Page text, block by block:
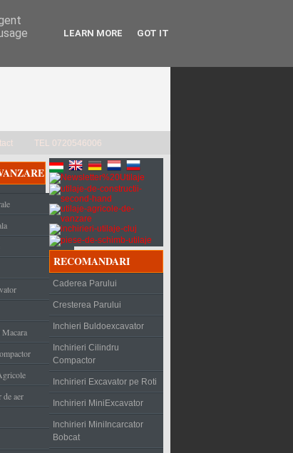
TEL 0720546006
de aer
RECOMANDARI
Caderea Parului
Cresterea Parului
Inchieri Buldoexcavator
Inchirieri Cilindru
Compactor
Inchirieri Excavator pe Roti
Inchirieri MiniExcavator
Inchirieri MiniIncarcator
Bobcat
LEARN MORE GOT IT